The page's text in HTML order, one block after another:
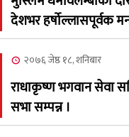
देशभर हर्षोल्लासपूर्वक
२०७६ जेष्ठ १८, शनिबार
राधाकृष्ण भगवान सेवा
सभा सम्पन्न ।